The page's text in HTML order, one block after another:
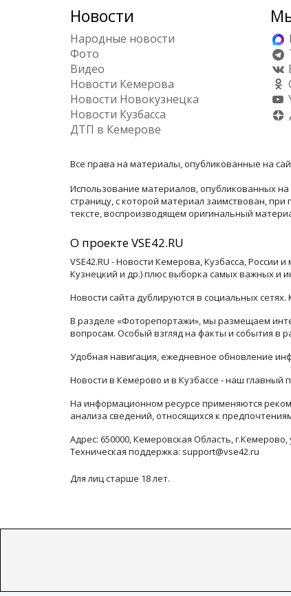
Новости
Народные новости
Фото
Видео
Новости Кемерова
Новости Новокузнецка
Новости Кузбасса
ДТП в Кемерове
Все права на материалы, опубликованные на
Использование материалов, опубликованных на
страницу, с которой материал заимствован,
тексте, воспроизводящем оригинальный
О проекте VSE42.RU
VSE42.RU - Новости Кемерова, Кузбасса,
Кузнецкий и др.) плюс выборка самых важных и
Новости сайта дублируются в социальных
В разделе «Фоторепортажи», мы размещаем
вопросам. Особый взгляд на факты и события в
Удобная навигация, ежедневное обновление
Новости в Кемерово и в Кузбассе - наш главный
На информационном ресурсе применяются
анализа сведений, относящихся к
Адрес: 650000, Кемеровская Область, г.Кемерово,
Техническая поддержка: support@vse42.ru
Для лиц старше 18 лет.